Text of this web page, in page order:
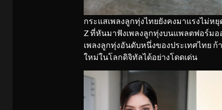
กระแสเพลงลูกทุ่งไทยยังคงมาแรงไม่ห
Z ที่หันมาฟังเพลงลูกทุ่งบนแพลตฟอร์มอ
เพลงลูกทุ่งอันดับหนึ่งของประเทศไทย
ใหม่ในโลกดิจิทัลได้อย่างโดดเด่น